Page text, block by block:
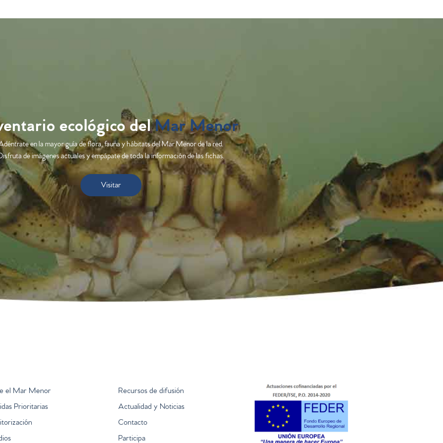
ecológico delMar Menor
en la mayor guía de flora, fauna y hábitats del Mar Menor de la red.
de imágenes actuales y empápate de toda la información de las fichas.
Visitar
el Mar Menor
Prioritarias
Recursos de difusión
Actualidad y Noticias
Contacto
Participa